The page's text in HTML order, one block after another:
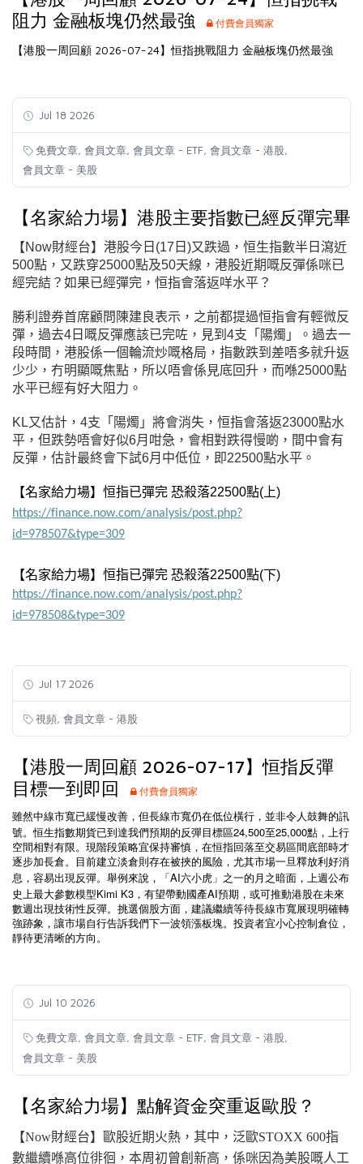
阻力 金融板塊仍然最強
付費會員獨家
【港股一周回顧 2026-07-24】恒指挑戰阻力 金融板塊仍然最強
Jul 18 2026
免費文章 會員文章 會員文章 - ETF 會員文章 - 港股
會員文章 - 美股
【名家給力場】港股主要指數已經反彈完畢
【Now財經台】港股今日 (17日 )又跌過，恒生指數半日瀉近
500點，又跌穿25000點及50天線，港股近期嘅反彈係咪已
經完結？如果已經彈完，恒指會落返咩水平？
勝利證券首席顧問陳建良表示，之前都提過恒指會有輕微反
彈，過去4日嘅反彈應該已完咗，見到4支「陽燭」。過去一
段時間，港股係一個輪流炒嘅格局，指數跌到差唔多就升返
少少，冇明顯嘅焦點，所以唔會係見底回升，而喺25000點
水平已經有好大阻力。
KL又估計，4支「陽燭」將會消失，恒指會落返23000點水
平，但跌勢唔會好似6月咁急，會相對跌得慢啲，間中會有
反彈，估計最終會下試6月中低位，即22500點水平。
【名家給力場】恒指已彈完 恐殺落22500點(上)
https://finance.now.com/analysis/post.php?
id=978507&type=309
【名家給力場】恒指已彈完 恐殺落22500點(下)
https://finance.now.com/analysis/post.php?
id=978508&type=309
Jul 17 2026
視頻 會員文章 - 港股
【港股一周回顧 2026-07-17】恒指反彈
目標一到即回
付費會員獨家
雖然中線市寬已緩慢改善，但長線市寬仍在低位橫行，並非令人鼓舞的訊
號。恒生指數期貨已到達我們預期的反彈目標區24,500至25,000點，上行
空間相對有限。現階段策略宜保持審慎，在恒指回落至交易區間底部時才
逐步加長倉。目前建立淡倉則存在被挾的風險，尤其市場一旦釋放利好消
息，容易出現反彈。舉例來說，「 AI六小虎」之一的月之暗面，上週公布
史上最大參數模型Kimi K3 ，有望帶動國產AI預期，或可推動港股在未來
數週出現技術性反彈。挑選個股方面，建議繼續等待長線市寬展現明確轉
強跡象，讓市場自行告訴我們下一波領漲板塊。投資者宜小心控制倉位，
靜待更清晰的方向。
Jul 10 2026
免費文章 會員文章 會員文章 - ETF 會員文章 - 港股
會員文章 - 美股
【名家給力場】點解資金突重返歐股？
【Now財經台】歐股近期火熱，其中，泛歐STOXX 600指
數繼續喺高位徘徊， 本周初曾創新高，係咪因為美股嘅人工